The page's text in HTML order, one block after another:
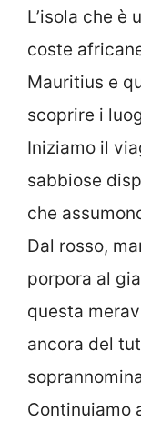
L’isola che è
coste
Mauritius e
scoprire i
Iniziamo il
sabbiose
che
Dal rosso,
porpora al
questa
ancora del
Continuiamo